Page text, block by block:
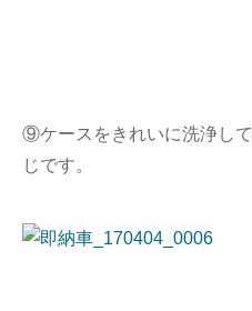
⑨ケースをきれいに洗浄し
じです。